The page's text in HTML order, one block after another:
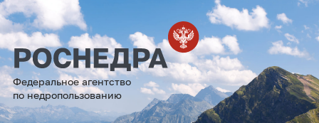
Федеральное агентство
по недропользованию